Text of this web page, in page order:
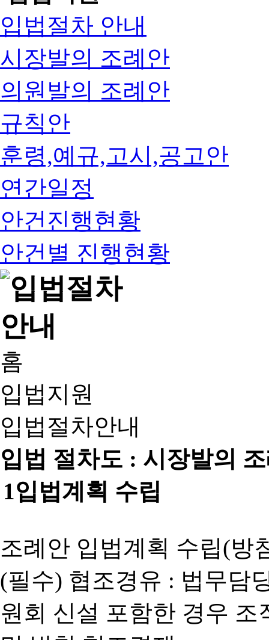
입법절차 안내
시장발의 조례안
의원발의 조례안
규칙안
훈령,예규,고시,공고안
연간일정
안건진행현황
안건별 진행현황
홈
입법지원
입법절차안내
입법 절차도 : 시장발의
1입법계획 수립
조례안 입법계획 수립(방
(필수) 협조경유 : 법무담
원회 신설 포함한 경우